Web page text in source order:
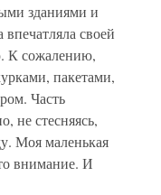
зданиями и
своей
К сожалению,
пакетами,
Часть
не стесняясь,
Моя маленькая
внимание. И